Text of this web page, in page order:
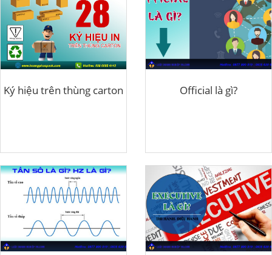
Ký hiệu trên thùng carton Official là gì?